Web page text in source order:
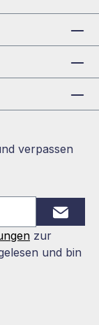
verpassen
zur
und bin